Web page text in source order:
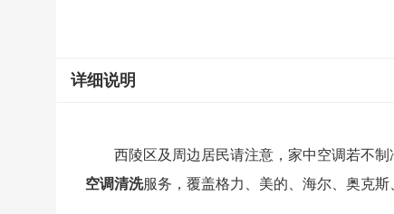
详细说明
西陵区及周边居民请注意，家中空调若不
空调清洗服务，覆盖格力、美的、海尔、奥克